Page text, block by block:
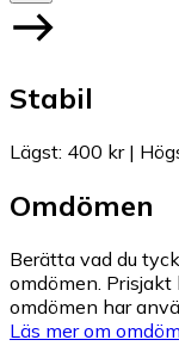
Stabil
Lägst: 400 kr|
Omdömen
Berätta vad du
omdömen.
omdömen har
Läs mer om